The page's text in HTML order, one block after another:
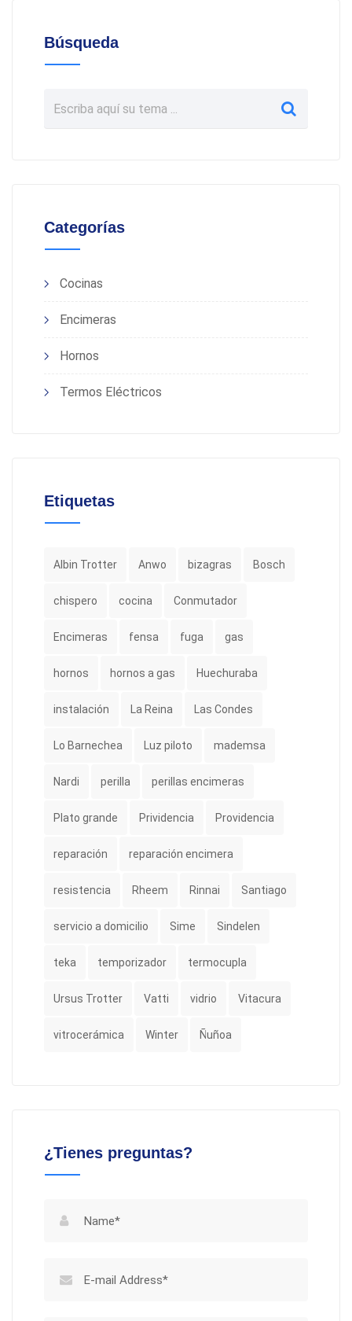
Búsqueda
Categorías
Cocinas
Encimeras
Hornos
Termos Eléctricos
Etiquetas
Albin Trotter Anwo bizagras Bosch
chispero cocina Conmutador
Encimeras fensa fuga gas
hornos hornos a gas Huechuraba
instalación La Reina Las Condes
Lo Barnechea Luz piloto mademsa
Nardi perilla perillas encimeras
Plato grande Prividencia Providencia
reparación reparación encimera
resistencia Rheem Rinnai Santiago
servicio a domicilio Sime Sindelen
teka temporizador termocupla
Ursus Trotter Vatti vidrio Vitacura
vitrocerámica Winter Ñuñoa
¿Tienes preguntas?